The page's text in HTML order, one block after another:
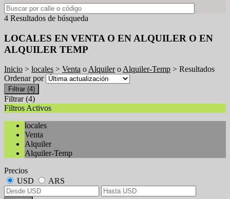
4 Resultados de búsqueda
LOCALES EN VENTA O EN ALQUILER O EN
ALQUILER TEMP
Inicio > locales > Venta oAlquileroAlquiler-Temp > Resultados
Ordenar por
Filtrar (4)
Filtrar (4)
Filtros Activos
locales
Venta
Alquiler
Alquiler-Temp
Precios
USD
ARS